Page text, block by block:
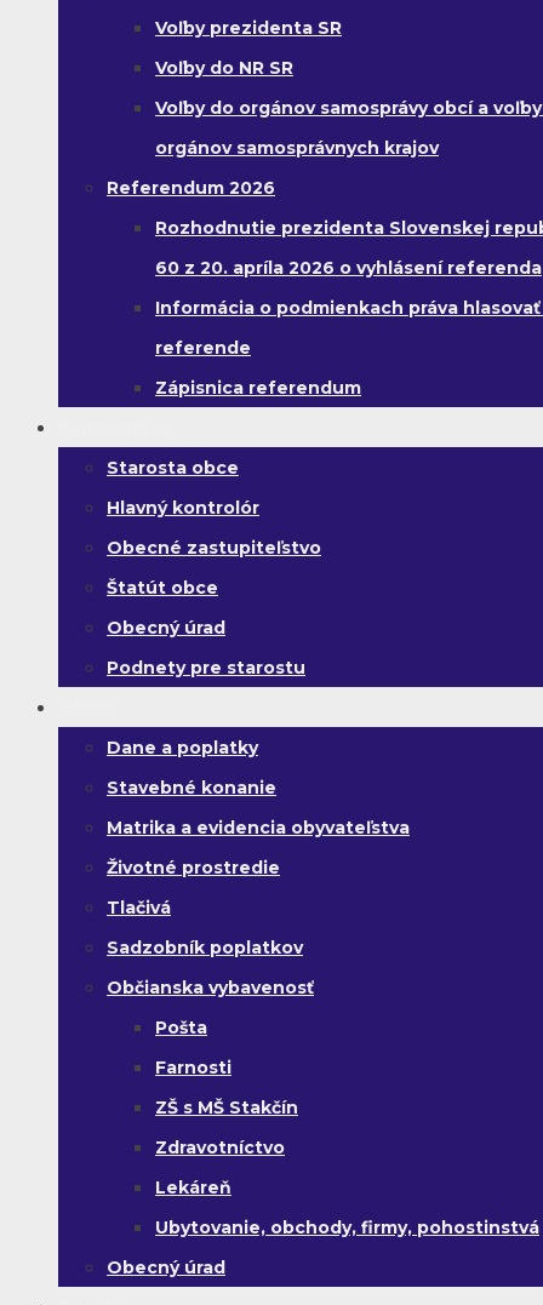
Voľby prezidenta SR
Voľby do NR SR
Voľby do orgánov samosprávy obcí a
orgánov samosprávnych krajov
Referendum 2026
Rozhodnutie prezidenta Slovenskej
60 z 20. apríla 2026 o vyhlásení referenda
Informácia o podmienkach práva hlasovať
referende
Zápisnica referendum
Starosta obce
Hlavný kontrolór
Obecné zastupiteľstvo
Štatút obce
Obecný úrad
Podnety pre starostu
Dane a poplatky
Stavebné konanie
Matrika a evidencia obyvateľstva
Životné prostredie
Tlačivá
Sadzobník poplatkov
Občianska vybavenosť
Pošta
Farnosti
ZŠ s MŠ Stakčín
Zdravotníctvo
Lekáreň
Ubytovanie, obchody, firmy, pohostinstvá
Obecný úrad